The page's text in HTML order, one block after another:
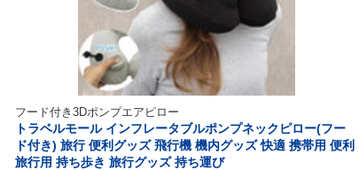
フード付き3Dポンプエアピロー
トラベルモール インフレータブルポンプネックピロー(フー
ド付き) 旅行 便利グッズ 飛行機 機内グッズ 快適 携帯用 便利
旅行用 持ち歩き 旅行グッズ 持ち運び